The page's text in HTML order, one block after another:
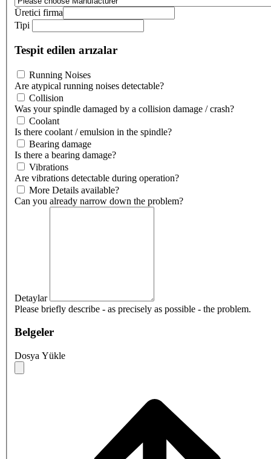
Üretici firma
Tipi
Tespit edilen arızalar
Running Noises
Are atypical running noises detectable?
Collision
Was your spindle damaged by a collision damage / crash?
Coolant
Is there coolant / emulsion in the spindle?
Bearing damage
Is there a bearing damage?
Vibrations
Are vibrations detectable during operation?
More Details available?
Can you already narrow down the problem?
Detaylar
Please briefly describe - as precisely as possible - the problem.
Belgeler
Dosya Yükle